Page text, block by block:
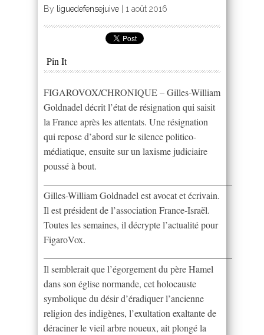
By liguedefensejuive 1 août 2016
Pin It
FIGAROVOX/CHRONIQUE – Gilles-William
Goldnadel décrit l’état de résignation qui saisit
la France après les attentats. Une résignation
qui repose d’abord sur le silence politico-
médiatique, ensuite sur un laxisme judiciaire
poussé à bout.
Gilles-William Goldnadel est avocat et écrivain.
Il est président de l’association France-Israël.
Toutes les semaines, il décrypte l’actualité pour
FigaroVox.
Il semblerait que l’égorgement du père Hamel
dans son église normande, cet holocauste
symbolique du désir d’éradiquer l’ancienne
religion des indigènes, l’exultation exaltante de
déraciner le vieil arbre noueux, ait plongé la